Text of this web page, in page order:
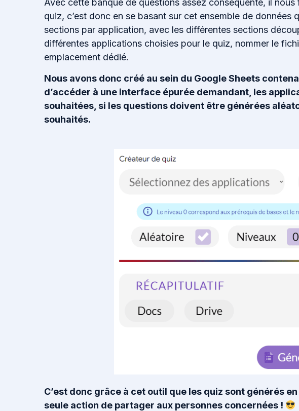
Avec cette banque de questions assez conséquente, il
quiz, c’est donc en se basant sur cet ensemble de
sections par application, avec les différentes sections
différentes applications choisies pour le quiz, nommer le
emplacement dédié.
Nous avons donc créé au sein du Google Sheets
d’accéder à une interface épurée demandant, les
souhaitées, si les questions doivent être générées
souhaités.
C’est donc grâce à cet outil que les quiz sont générés
seule action de partager aux personnes concernées !